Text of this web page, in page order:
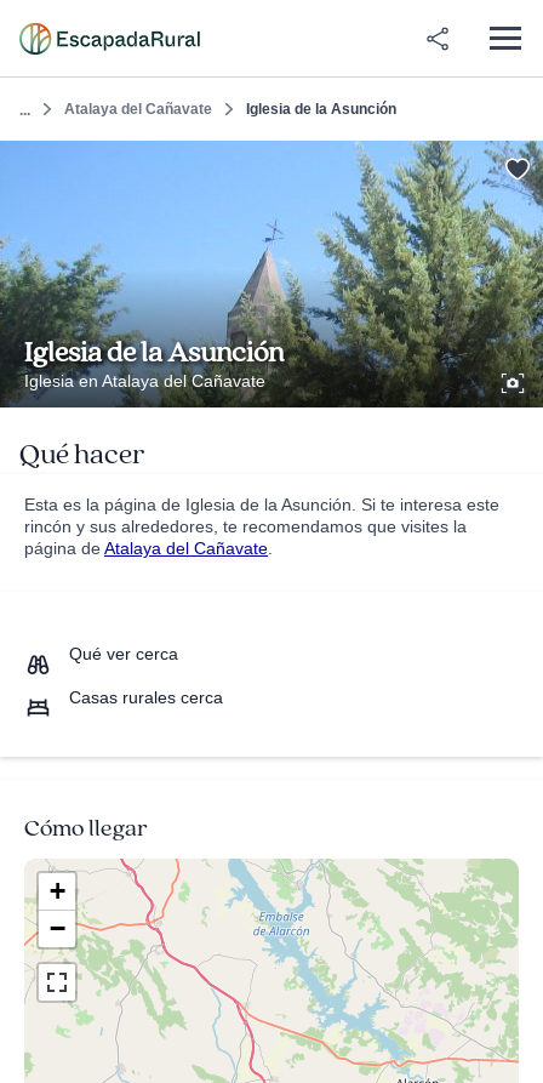
... Atalaya del Cañavate Iglesia de la Asunción
Iglesia de la Asunción
Iglesia en Atalaya del Cañavate
Qué hacer
Esta es la página de Iglesia de la Asunción. Si te interesa este
rincón y sus alrededores, te recomendamos que visites la
página deAtalaya del Cañavate
Qué ver cerca
Casas rurales cerca
Cómo llegar
+
−